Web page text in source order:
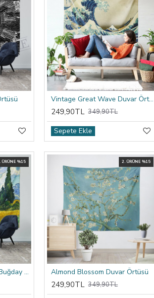
Vintage Great Wave Duvar Örtüsü
249,90TL 349,90TL
Sepete Ekle
ÜRÜNE %15
Van Gogh Selvi Ağaçlı Buğday Tarlası Duvar Örtüsü
2. ÜRÜNE %15
Almond Blossom Duvar Örtüsü
249,90TL 349,90TL